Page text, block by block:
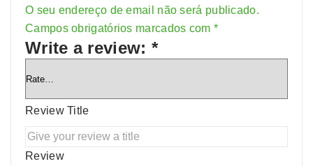
O seu endereço de email não será publicado.
Campos obrigatórios marcados com *
Write a review: *
Review Title
Review
Alternative: